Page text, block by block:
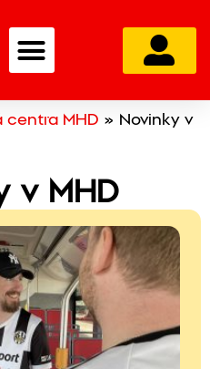
centra MHD » Novinky v
v MHD